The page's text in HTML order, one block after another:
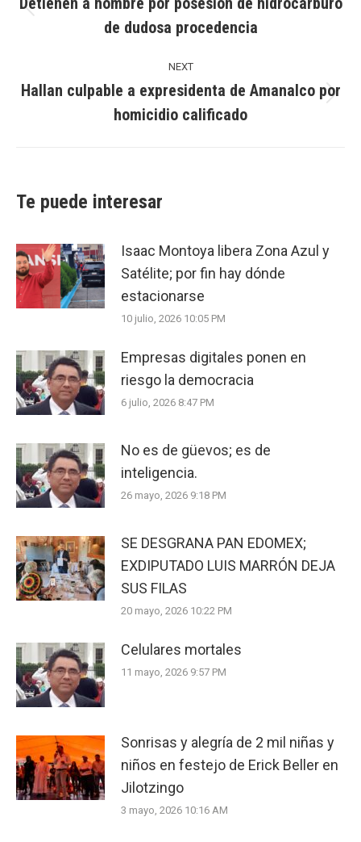
post:
de dudosa procedencia
NEXT
post:
Hallan culpable a expresidenta de Amanalco por
homicidio calificado
Te puede interesar
Isaac Montoya libera Zona Azul y
Satélite; por fin hay dónde
estacionarse
10 julio, 2026 10:05 PM
Empresas digitales ponen en
riesgo la democracia
6 julio, 2026 8:47 PM
No es de güevos; es de
inteligencia.
26 mayo, 2026 9:18 PM
SE DESGRANA PAN EDOMEX;
EXDIPUTADO LUIS MARRÓN DEJA
SUS FILAS
20 mayo, 2026 10:22 PM
Celulares mortales
11 mayo, 2026 9:57 PM
Sonrisas y alegría de 2 mil niñas y
niños en festejo de Erick Beller en
Jilotzingo
3 mayo, 2026 10:16 AM